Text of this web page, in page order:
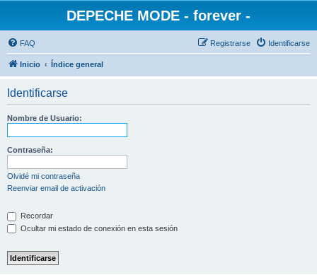
DEPECHE MODE - forever -
FAQ Identificarse
Registrarse
Inicio Índice general
Identificarse
Nombre de Usuario:
Contraseña:
Olvidé mi contraseña
Reenviar email de activación
Recordar
Ocultar mi estado de conexión en esta sesión